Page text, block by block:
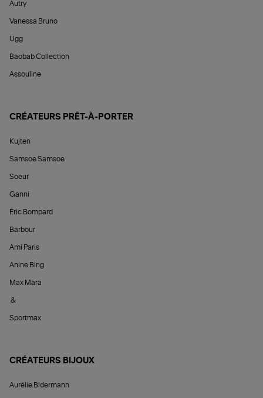
Autry
Vanessa Bruno
Ugg
Baobab Collection
Assouline
CRÉATEURS PRÊT-À-PORTER
Kujten
Samsoe Samsoe
Soeur
Ganni
Éric Bompard
Barbour
Ami Paris
Anine Bing
Max Mara
&
Sportmax
CRÉATEURS BIJOUX
Aurélie Bidermann